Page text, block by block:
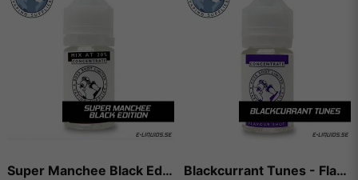
Super Manchee Black Edition - Flavour Boss Blackcurrant Tunes - Flavour Boss